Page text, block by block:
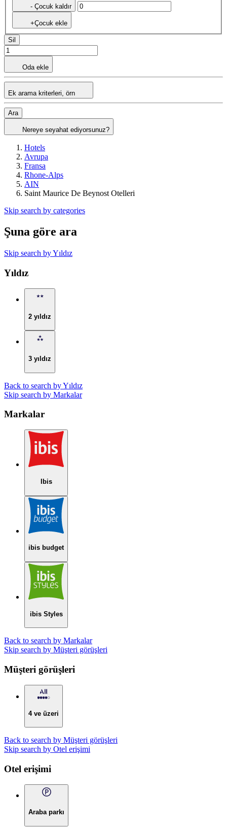
- Çocuk kaldır
+Çocuk ekle
Sil
Oda ekle
Ek arama kriterleri, örn
Ara
Nereye seyahat ediyorsunuz?
Hotels
Avrupa
Fransa
Rhone-Alps
AIN
Saint Maurice De Beynost Otelleri
Skip search by categories
Şuna göre ara
Skip search by Yıldız
Yıldız
2 yıldız
3 yıldız
Back to search by Yıldız
Skip search by Markalar
Markalar
Ibis
ibis budget
ibis Styles
Back to search by Markalar
Skip search by Müşteri görüşleri
Müşteri görüşleri
4 ve üzeri
Back to search by Müşteri görüşleri
Skip search by Otel erişimi
Otel erişimi
Araba parkı